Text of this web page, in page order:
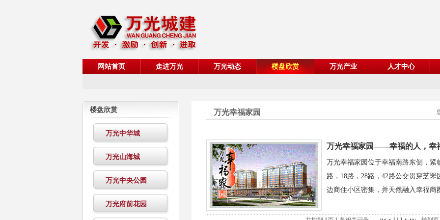
网站首页 走进万光 万光动态 楼盘欣赏 万光产业 人才中心
楼盘欣赏
万光中华城
万光山海城
万光中央公园
万光府前花园
万光幸福家园
万光幸福家园——幸福的人，幸
万光幸福家园位于幸福南路东侧，紧
路，18路，28路，42路公交贯穿芝
边商住小区密集，并天然融入幸福